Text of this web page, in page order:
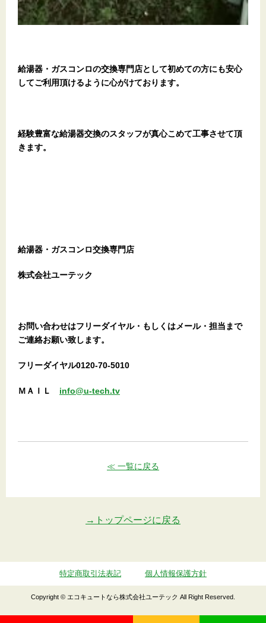
給湯器・ガスコンロの交換専門店として初めての方にも安心
してご利用頂けるように心がけております。
経験豊富な給湯器交換のスタッフが真心こめて工事させて頂
きます。
給湯器・ガスコンロ交換専門店
株式会社ユーテック
お問い合わせはフリーダイヤル・もしくはメール・担当まで
ご連絡お願い致します。
フリーダイヤル0120-70-5010
ＭＡＩＬ info@u-tech.tv
≪ 一覧に戻る
→トップページに戻る
特定商取引法表記 個人情報保護方針
Copyright © エコキュートなら株式会社ユーテック All Right Reserved.